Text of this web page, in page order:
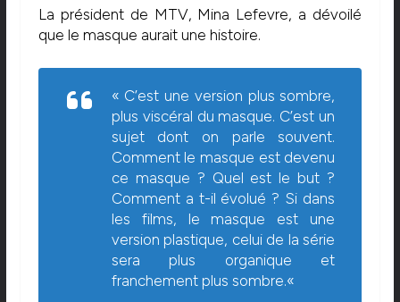
La président de MTV, Mina Lefevre, a dévoilé
que le masque aurait une histoire.
« C’est une version plus sombre,
plus viscéral du masque. C’est un
sujet dont on parle souvent.
Comment le masque est devenu
ce masque ? Quel est le but ?
Comment a t-il évolué ? Si dans
les films, le masque est une
version plastique, celui de la série
sera plus organique et
franchement plus sombre.«